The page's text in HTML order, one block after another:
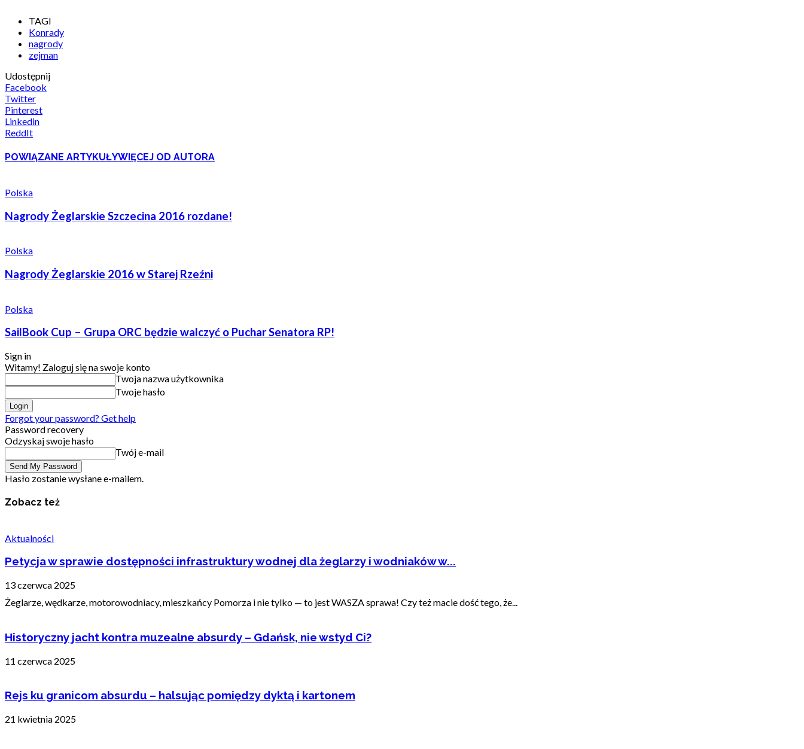
TAGI
Konrady
nagrody
zejman
Udostępnij
Facebook
Twitter
Pinterest
Linkedin
ReddIt
POWIĄZANE ARTYKUŁYWIĘCEJ OD AUTORA
Polska
Nagrody Żeglarskie Szczecina 2016 rozdane!
Polska
Nagrody Żeglarskie 2016 w Starej Rzeźni
Polska
SailBook Cup – Grupa ORC będzie walczyć o Puchar Senatora RP!
Sign in
Witamy! Zaloguj się na swoje konto
Twoja nazwa użytkownika
Twoje hasło
Forgot your password? Get help
Password recovery
Odzyskaj swoje hasło
Twój e-mail
Hasło zostanie wysłane e-mailem.
Zobacz też
Aktualności
Petycja w sprawie dostępności infrastruktury wodnej dla żeglarzy i wodniaków w...
13 czerwca 2025
Żeglarze, wędkarze, motorowodniacy, mieszkańcy Pomorza i nie tylko — to jest WASZA sprawa! Czy też macie dość tego, że...
Historyczny jacht kontra muzealne absurdy – Gdańsk, nie wstyd Ci?
11 czerwca 2025
Rejs ku granicom absurdu – halsując pomiędzy dyktą i kartonem
21 kwietnia 2025